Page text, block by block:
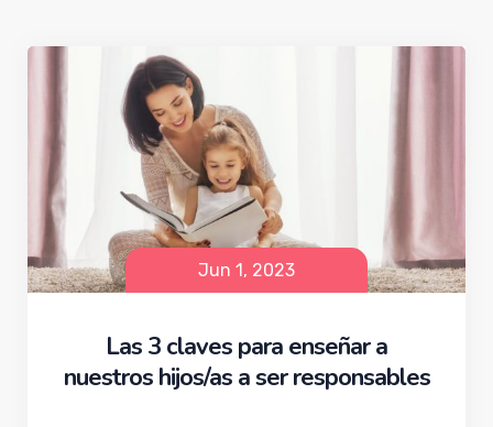
Jun 1, 2023
Las 3 claves para enseñar a
nuestros hijos/as a ser responsables